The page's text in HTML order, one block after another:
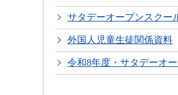
サタデーオープンスクー
外国人児童生徒関係資料
令和8年度・サタデーオ